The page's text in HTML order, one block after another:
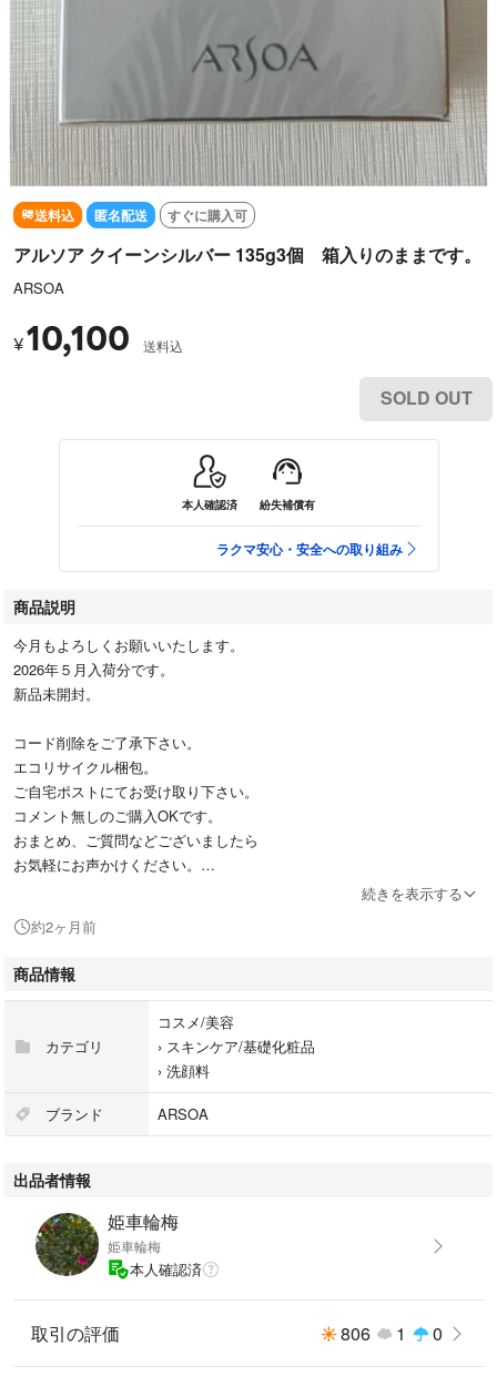
送料込 匿名配送 すぐに購入可
アルソア クイーンシルバー 135g3個 箱入りのままです。
ARSOA
¥10,100 送料込
SOLD OUT
本人確認済 紛失補償有
ラクマ安心・安全への取り組み
商品説明
今月もよろしくお願いいたします。
2026年５月入荷分です。
新品未開封。
コード削除をご了承下さい。
エコリサイクル梱包。
ご自宅ポストにてお受け取り下さい。
コメント無しのご購入OKです。
おまとめ、ご質問などございましたら
お気軽にお声かけください。
天然由来ミネラルを含んでいるため。
肌に密着して汚れをしっかり抱え込み、
潤いを守りながら落とします。
続きを表示する
約2ヶ月前
商品情報
カテゴリ
コスメ/美容
› スキンケア/基礎化粧品
› 洗顔料
ブランド ARSOA
出品者情報
姫車輪梅
姫車輪梅
本人確認済
取引の評価 806 1 0